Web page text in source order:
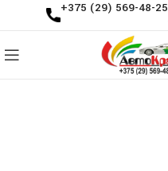
+375 (29) 569-48-25